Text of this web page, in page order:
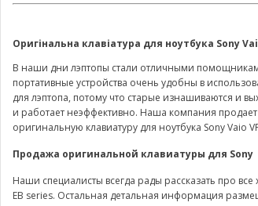
Оригінальна клавіатура для ноутбука Sony
В наши дни лэптопы стали отличными
портативные устройства очень удобны в
для лэптопа, потому что старые изнашиваются и
и работает неэффективно. Наша компания продает
оригинальную клавиатуру для ноутбука Sony Vaio
Продажа оригинальной клавиатуры для Sony
Наши специалисты всегда рады рассказать про
EB series. Остальная детальная информация